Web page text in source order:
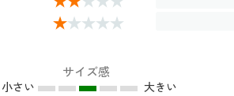
サイズ感
小さい 大きい